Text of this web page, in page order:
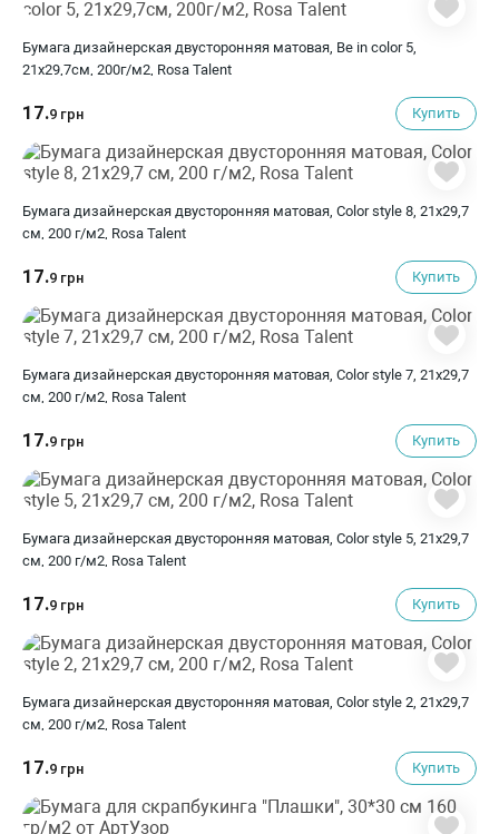
Бумага дизайнерская двусторонняя матовая, Be in color 5,
21х29,7см, 200г/м2, Rosa Talent
17.9 грн Купить
Бумага дизайнерская двусторонняя матовая, Color style 8, 21х29,7
см, 200 г/м2, Rosa Talent
17.9 грн Купить
Бумага дизайнерская двусторонняя матовая, Color style 7, 21х29,7
см, 200 г/м2, Rosa Talent
17.9 грн Купить
Бумага дизайнерская двусторонняя матовая, Color style 5, 21х29,7
см, 200 г/м2, Rosa Talent
17.9 грн Купить
Бумага дизайнерская двусторонняя матовая, Color style 2, 21х29,7
см, 200 г/м2, Rosa Talent
17.9 грн Купить